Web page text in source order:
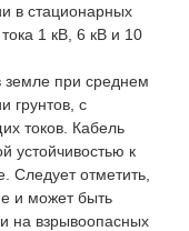
в стационарных
1 кВ, 6 кВ и 10
земле при среднем
грунтов, с
токов. Кабель
устойчивостью к
Следует отметить,
и может быть
на взрывоопасных